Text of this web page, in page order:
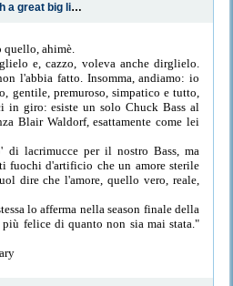
Liar liar, you're such a great big liar [10:00 Il momento giusto]
ahimè.
e, cazzo, voleva anche dirglielo.
l'abbia fatto. Insomma, andiamo: io
gentile, premuroso, simpatico e tutto,
in giro: esiste un solo Chuck Bass al
Blair Waldorf, esattamente come lei
di lacrimucce per il nostro Bass, ma
fuochi d'artificio che un amore sterile
dire che l'amore, quello vero, reale,
lo afferma nella season finale della
felice di quanto non sia mai stata."